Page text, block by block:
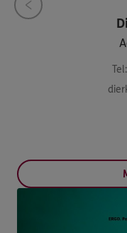
Tel: